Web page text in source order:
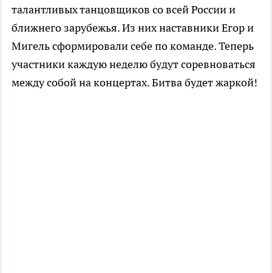
талантливых танцовщиков со всей России и
ближнего зарубежья. Из них наставники Егор и
Мигель сформировали себе по команде. Теперь
участники каждую неделю будут соревноваться
между собой на концертах. Битва будет жаркой!